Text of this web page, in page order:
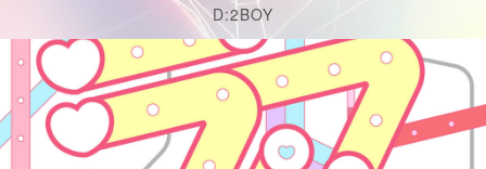
D:2BOY